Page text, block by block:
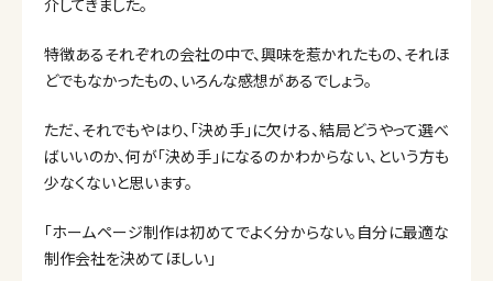
介してきました。
特徴あるそれぞれの会社の中で、興味を惹かれたもの、それほ
どでもなかったもの、いろんな感想があるでしょう。
ただ、それでもやはり、「決め手」に欠ける、結局どうやって選べ
ばいいのか、何が「決め手」になるのかわからない、という方も
少なくないと思います。
「ホームページ制作は初めてでよく分からない。自分に最適な
制作会社を決めてほしい」